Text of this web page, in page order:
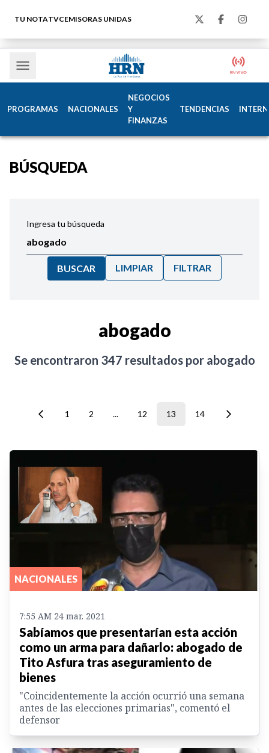
TU NOTATVCEMISORAS UNIDAS
PROGRAMAS NACIONALES
NEGOCIOS
Y
FINANZAS
TENDENCIAS
BÚSQUEDA
Ingresa tu búsqueda
BUSCAR LIMPIAR FILTRAR
abogado
Se encontraron 347 resultados por abogado
1 2 ... 12 13 14
NACIONALES
7:55 AM 24 mar. 2021
Sabíamos que presentarían esta acción
como un arma para dañarlo: abogado de
Tito Asfura tras aseguramiento de
bienes
"Coincidentemente la acción ocurrió una semana
antes de las elecciones primarias", comentó el
defensor